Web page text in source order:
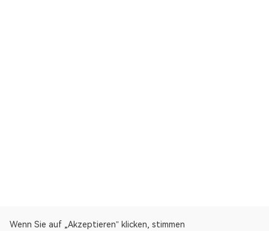
Wenn Sie auf „Akzeptieren” klicken, stimmen